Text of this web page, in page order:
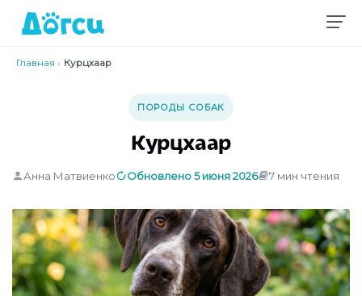
Главная › Курцхаар
ПОРОДЫ СОБАК
Курцхаар
Анна Матвиенко Обновлено 5 июня 2026 7 мин чтения